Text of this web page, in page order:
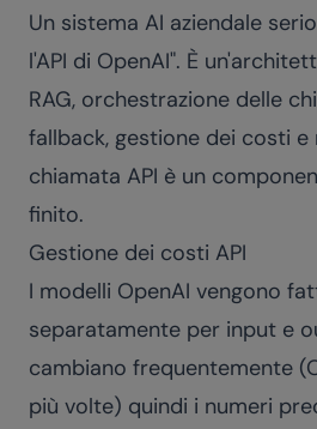
Un sistema AI aziendale
l'API di OpenAI". È
RAG, orchestrazione delle
fallback, gestione dei costi
chiamata API è un
finito.
Gestione dei costi API
I modelli OpenAI vengono
separatamente per input e
cambiano frequentemente
più volte) quindi i numeri